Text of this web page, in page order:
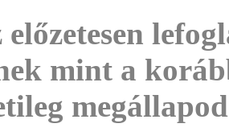
előzetesen
mint a